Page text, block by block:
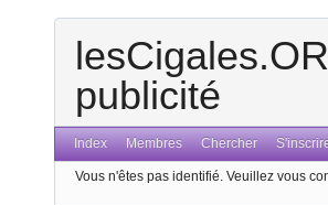
publicité
Index Membres Chercher
Vous n'êtes pas identifié. Veuillez vous